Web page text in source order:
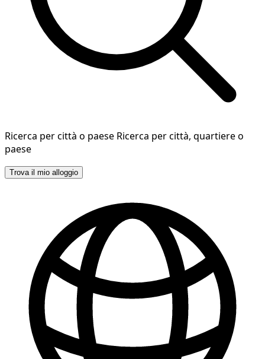
Ricerca per città o paese Ricerca per città, quartiere o
paese
Trova il mio alloggio